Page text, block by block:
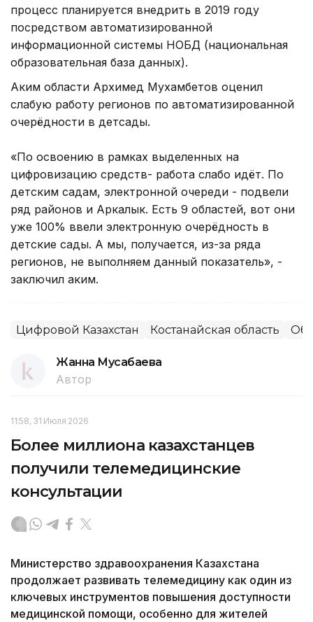
процесс планируется внедрить в 2019 году
посредством автоматизированной
информационной системы НОБД (национальная
образовательная база данных).
Аким области Архимед Мухамбетов оценил
слабую работу регионов по автоматизированной
очерёдности в детсады.
«По освоению в рамках выделенных на
цифровизацию средств- работа слабо идёт. По
детским садам, электронной очереди - подвели
ряд районов и Аркалык. Есть 9 областей, вот они
уже 100% ввели электронную очерёдность в
детские сады. А мы, получается, из-за ряда
регионов, не выполняем данный показатель», -
заключил аким.
Цифровой Казахстан Костанайская область
Жанна Мусабаева
Автор
11:58, 31 Июля 2026
Более миллиона казахстанцев
получили телемедицинские
консультации
Министерство здравоохранения Казахстана
продолжает развивать телемедицину как один из
ключевых инструментов повышения доступности
медицинской помощи, особенно для жителей